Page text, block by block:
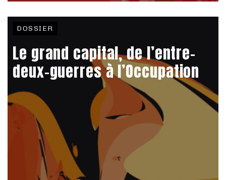
DOSSIER
Le grand capital, de l’entre-
deux-guerres à l’Occupation